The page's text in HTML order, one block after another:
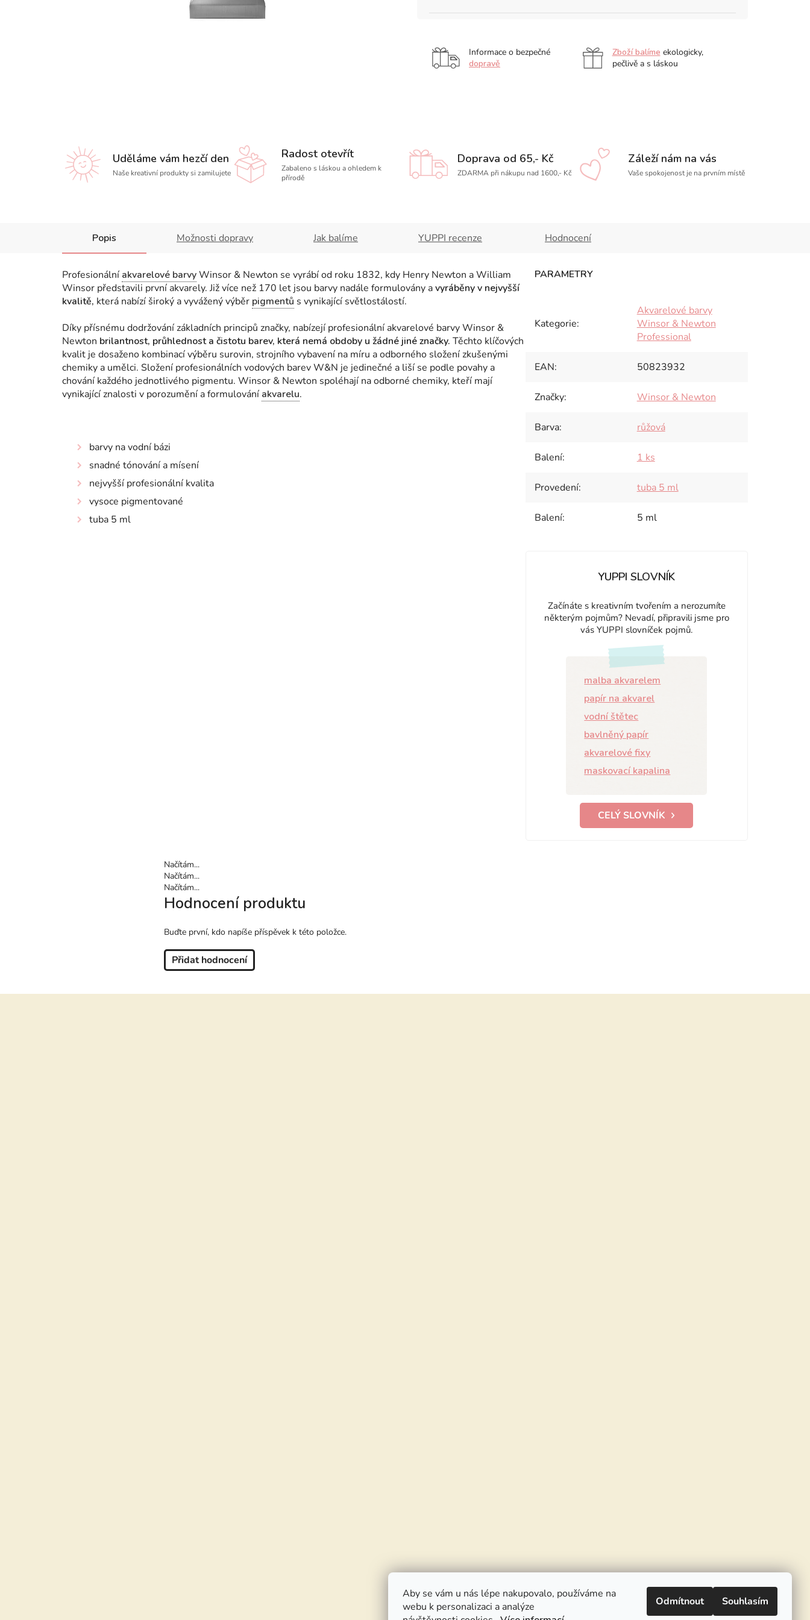
Aby se vám u nás lépe nakupovalo, používáme na
webu k personalizaci a analýze
Odmítnout Souhlasím
Informace o bezpečné
dopravě
Zboží balíme ekologicky,
pečlivě a s láskou
Uděláme vám hezčí den
Naše kreativní produkty si zamilujete
Radost otevřít
Zabaleno s láskou a ohledem k
přírodě
Doprava od 65,- Kč
ZDARMA při nákupu nad 1600,- Kč
Záleží nám na vás
Vaše spokojenost je na prvním místě
Popis Možnosti dopravy Jak balíme YUPPI recenze Hodnocení
Profesionální akvarelové barvyWinsor & Newton se vyrábí od roku 1832, kdy Henry Newton a William
Winsor představili první akvarely. Již více než 170 let jsou barvy nadále formulovány avyráběny v nejvyšší
kvalitě, která nabízí široký a vyvážený výběr pigmentů s vynikající světlostálostí.
Díky přísnému dodržování základních principů značky, nabízejí profesionální akvarelové barvy Winsor &
Newton brilantnost, průhlednost a čistotu barev, která nemá obdoby u žádné jiné značky. Těchto klíčových
kvalit je dosaženo kombinací výběru surovin, strojního vybavení na míru a odborného složení zkušenými
chemiky a umělci. Složení profesionálních vodových barev W&N je jedinečné a liší se podle povahy a
chování každého jednotlivého pigmentu. Winsor & Newton spoléhají na odborné chemiky, kteří mají
vynikající znalosti v porozumění a formulování akvarelu.
barvy na vodní bázi
snadné tónování a mísení
nejvyšší profesionální kvalita
vysoce pigmentované
tuba 5 ml
Kategorie:
Akvarelové barvy
Winsor & Newton
Professional
EAN: 50823932
Značky: Winsor & Newton
Barva: růžová
Balení: 1 ks
Provedení: tuba 5 ml
Balení: 5 ml
YUPPI SLOVNÍK
Začínáte s kreativním tvořením a nerozumíte
některým pojmům? Nevadí, připravili jsme pro
vás YUPPI slovníček pojmů.
malba akvarelem
papír na akvarel
vodní štětec
bavlněný papír
akvarelové fixy
maskovací kapalina
CELÝ SLOVNÍK
Načítám...
Načítám...
Načítám...
Hodnocení produktu
Buďte první, kdo napíše příspěvek k této položce.
Přidat hodnocení